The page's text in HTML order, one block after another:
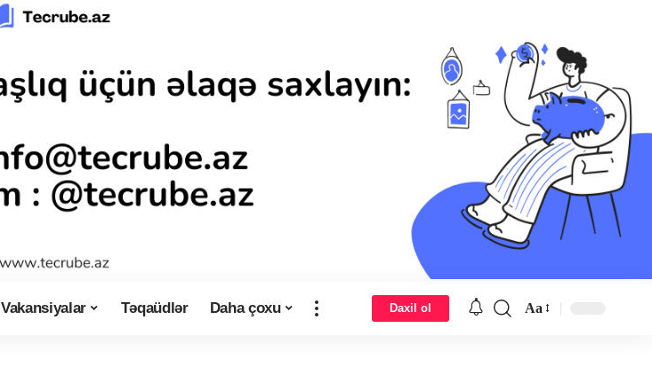
Vakansiyalar Təqaüdlər Daha çoxu Daxil ol Aa